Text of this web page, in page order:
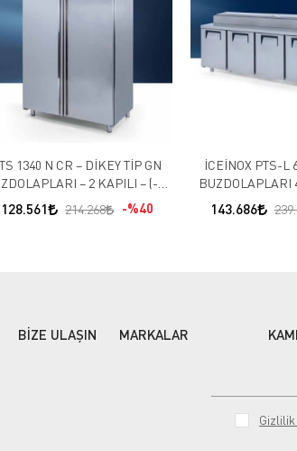
1340 N CR – DİKEY TİP GN
– 2 KAPILI – (-10
128.561 214.268 %40
İCEİNOX PTS-L 650 MAKE UP
BUZDOLAPLARI
(-2 /
143.686
BİZE ULAŞIN MARKALAR
Gizlilik